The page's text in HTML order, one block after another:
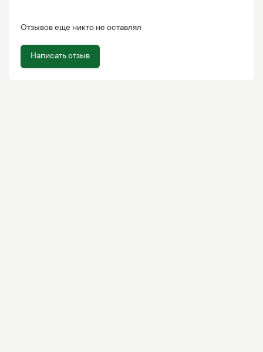
Отзывов еще никто не оставлял
Написать отзыв